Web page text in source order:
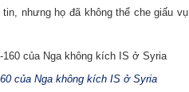
nhưng họ đã không thể che giấu vụ
của Nga không kích IS ở Syria